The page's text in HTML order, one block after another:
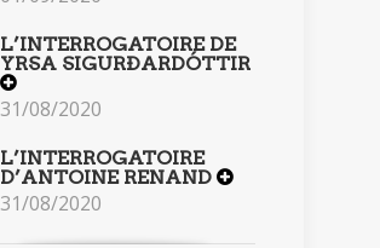
L’INTERROGATOIRE DE
YRSA SIGURÐARDÓTTIR
31/08/2020
L’INTERROGATOIRE
D’ANTOINE RENAND
31/08/2020